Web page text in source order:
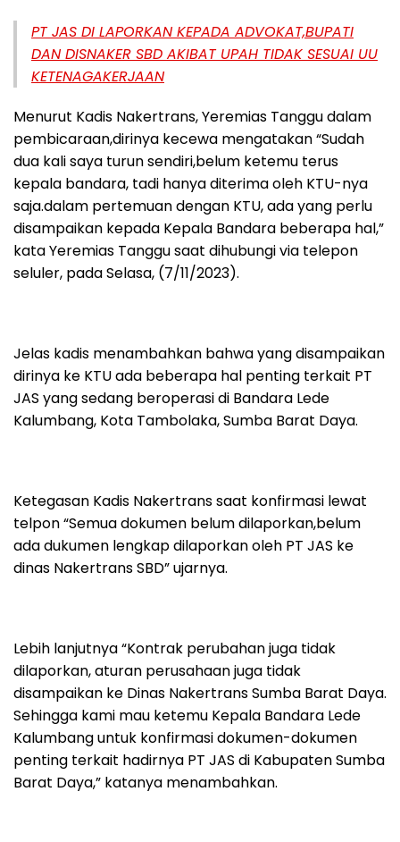
PT JAS DI LAPORKAN KEPADA ADVOKAT,BUPATI
DAN DISNAKER SBD AKIBAT UPAH TIDAK SESUAI UU
KETENAGAKERJAAN
Menurut Kadis Nakertrans, Yeremias Tanggu dalam
pembicaraan,dirinya kecewa mengatakan “Sudah
dua kali saya turun sendiri,belum ketemu terus
kepala bandara, tadi hanya diterima oleh KTU-nya
saja.dalam pertemuan dengan KTU, ada yang perlu
disampaikan kepada Kepala Bandara beberapa hal,”
kata Yeremias Tanggu saat dihubungi via telepon
seluler, pada Selasa, (7/11/2023).
Jelas kadis menambahkan bahwa yang disampaikan
dirinya ke KTU ada beberapa hal penting terkait PT
JAS yang sedang beroperasi di Bandara Lede
Kalumbang, Kota Tambolaka, Sumba Barat Daya.
Ketegasan Kadis Nakertrans saat konfirmasi lewat
telpon “Semua dokumen belum dilaporkan,belum
ada dukumen lengkap dilaporkan oleh PT JAS ke
dinas Nakertrans SBD” ujarnya.
Lebih lanjutnya “Kontrak perubahan juga tidak
dilaporkan, aturan perusahaan juga tidak
disampaikan ke Dinas Nakertrans Sumba Barat Daya.
Sehingga kami mau ketemu Kepala Bandara Lede
Kalumbang untuk konfirmasi dokumen-dokumen
penting terkait hadirnya PT JAS di Kabupaten Sumba
Barat Daya,” katanya menambahkan.